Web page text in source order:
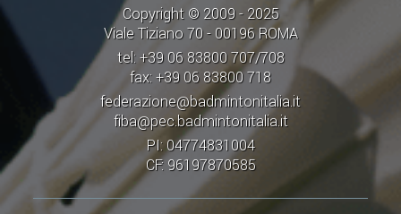
Copyright © 2009 - 2025
Viale Tiziano 70 - 00196 ROMA
tel: +39 06 83800 707/708
fax: +39 06 83800 718
federazione@badmintonitalia.it
fiba@pec.badmintonitalia.it
PI: 04774831004
CF: 96197870585
RICHIESTA TORNEI
EVENTI SOSTENIBILI
PARA BADMINTON
L'ATTIVITÀ
TESSERAMENTO
REGOLAMENTI